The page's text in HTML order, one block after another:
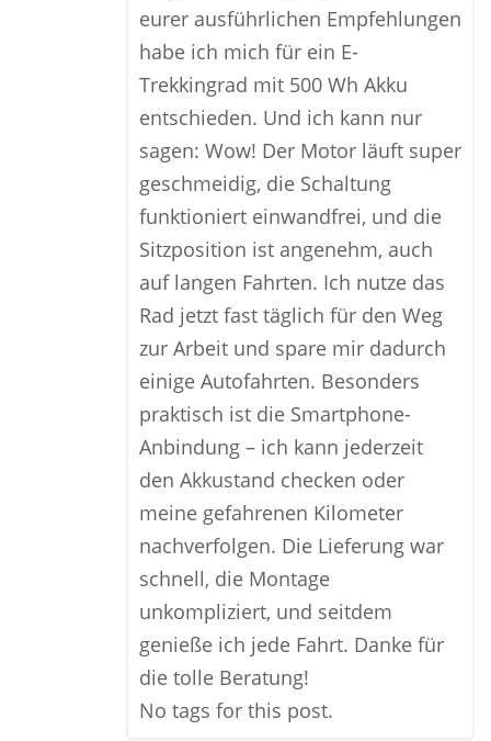
eurer ausführlichen Empfehlungen
habe ich mich für ein E-
Trekkingrad mit 500 Wh Akku
entschieden. Und ich kann nur
sagen: Wow! Der Motor läuft super
geschmeidig, die Schaltung
funktioniert einwandfrei, und die
Sitzposition ist angenehm, auch
auf langen Fahrten. Ich nutze das
Rad jetzt fast täglich für den Weg
zur Arbeit und spare mir dadurch
einige Autofahrten. Besonders
praktisch ist die Smartphone-
Anbindung – ich kann jederzeit
den Akkustand checken oder
meine gefahrenen Kilometer
nachverfolgen. Die Lieferung war
schnell, die Montage
unkompliziert, und seitdem
genieße ich jede Fahrt. Danke für
die tolle Beratung!
No tags for this post.